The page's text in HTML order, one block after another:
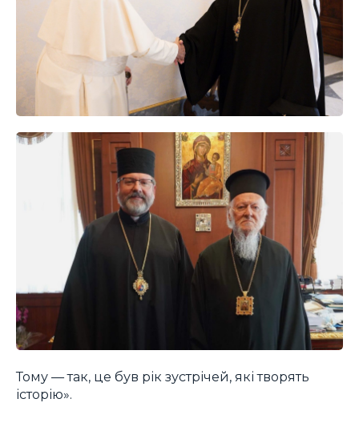
Тому — так, це був рік зустрічей, які творять
історію».